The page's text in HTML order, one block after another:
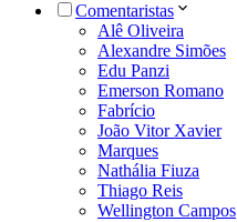
Comentaristas
Alê Oliveira
Alexandre Simões
Edu Panzi
Emerson Romano
Fabrício
João Vitor Xavier
Marques
Nathália Fiuza
Thiago Reis
Wellington Campos